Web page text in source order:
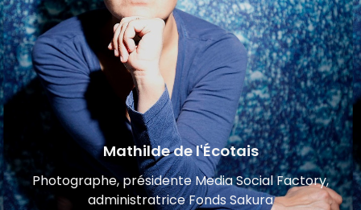
Mathilde de l'Écotais
Photographe, présidente Media Social Factory,
administratrice Fonds Sakura